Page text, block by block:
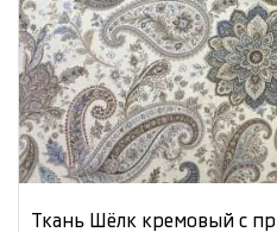
Ткань Шёлк кремовый с